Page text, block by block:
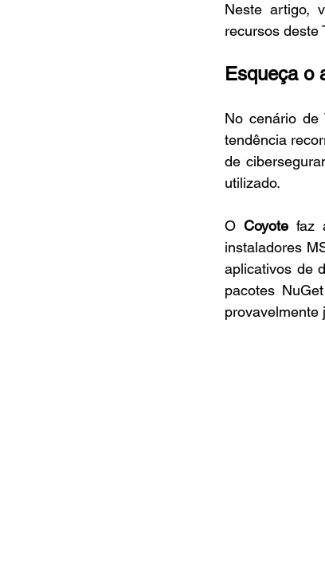
Neste artigo,
recursos deste
Esqueça o
No cenário de
tendência
de
utilizado.
O Coyote faz
instaladores
aplicativos de
pacotes
provavelmente